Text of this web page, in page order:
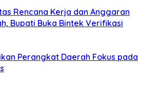
Rencana Kerja dan Anggaran
Bupati Buka Bintek Verifikasi
Perangkat Daerah Fokus pada